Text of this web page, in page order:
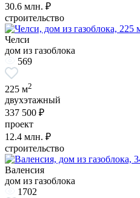
30.6 млн. ₽
строительство
Челси
дом из газоблока
569
225 м2
двухэтажный
337 500 ₽
проект
12.4 млн. ₽
строительство
Валенсия
дом из газоблока
1702